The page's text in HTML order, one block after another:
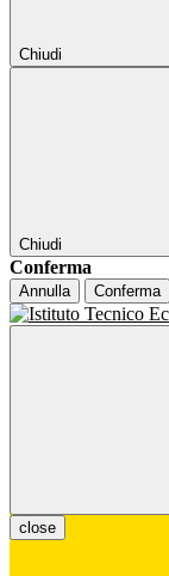
Chiudi
Chiudi
Conferma
Annulla Conferma
close